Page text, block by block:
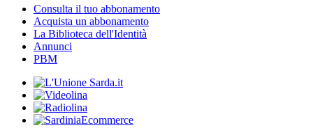
Consulta il tuo abbonamento
Acquista un abbonamento
La Biblioteca dell'Identità
Annunci
PBM